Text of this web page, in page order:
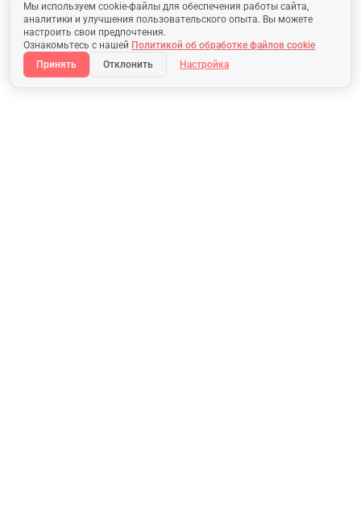
Мы используем cookie-файлы для обеспечения работы сайта,
аналитики и улучшения пользовательского опыта. Вы можете
настроить свои предпочтения.
Ознакомьтесь с нашей Политикой об обработке файлов cookie
Принять
Отклонить Настройка